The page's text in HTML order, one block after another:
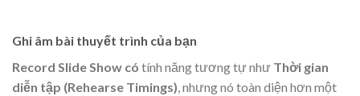
Ghi âm bài thuyết trình của bạn
Record Slide Show có tính năng tương tự như Thời gian
diễn tập (Rehearse Timings) , nhưng nó toàn diện hơn một